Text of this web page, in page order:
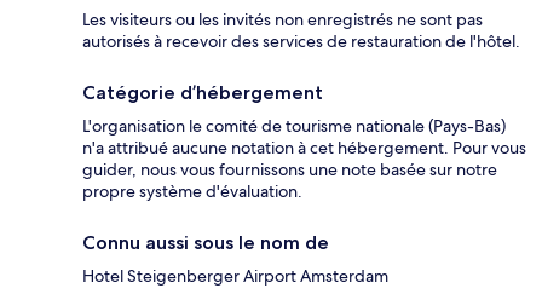
Les visiteurs ou les invités non enregistrés ne sont pas
autorisés à recevoir des services de restauration de l'hôtel.
Catégorie d’hébergement
L'organisation le comité de tourisme nationale (Pays-Bas)
n'a attribué aucune notation à cet hébergement. Pour vous
guider, nous vous fournissons une note basée sur notre
propre système d'évaluation.
Connu aussi sous le nom de
Hotel Steigenberger Airport Amsterdam